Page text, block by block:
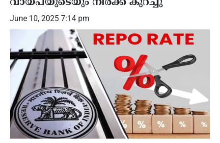
വായ്പയുടെയും നിരക്ക് കുറച്ചു
June 10, 2025 7:14 pm